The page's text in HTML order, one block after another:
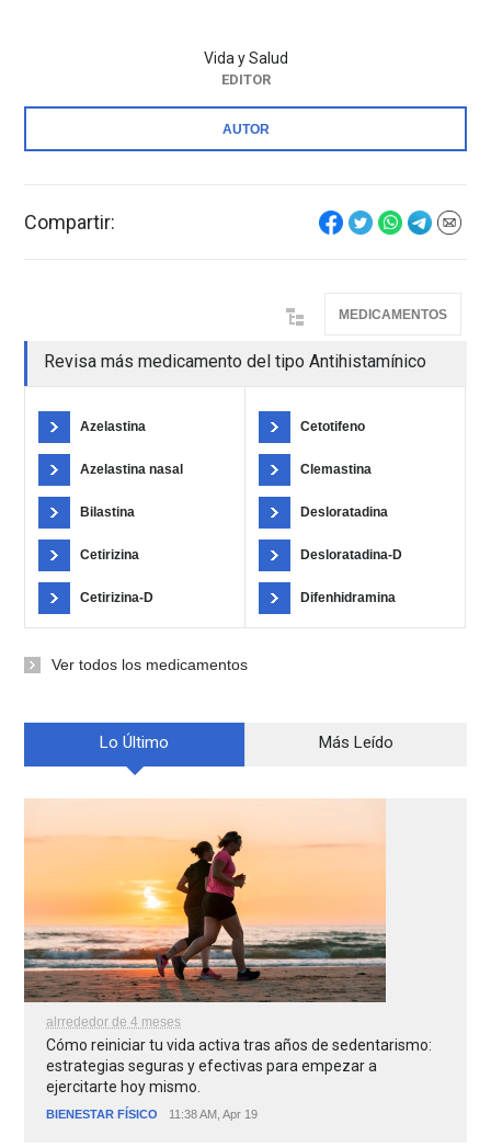
Vida y Salud
EDITOR
AUTOR
Compartir:
MEDICAMENTOS
Revisa más medicamento del tipo Antihistamínico
Azelastina
Azelastina nasal
Bilastina
Cetirizina
Cetirizina-D
Cetotifeno
Clemastina
Desloratadina
Desloratadina-D
Difenhidramina
Ver todos los medicamentos
Lo Último Más Leído
alrrededor de 4 meses
Cómo reiniciar tu vida activa tras años de sedentarismo:
estrategias seguras y efectivas para empezar a
ejercitarte hoy mismo.
BIENESTAR FÍSICO 11:38 AM, Apr 19